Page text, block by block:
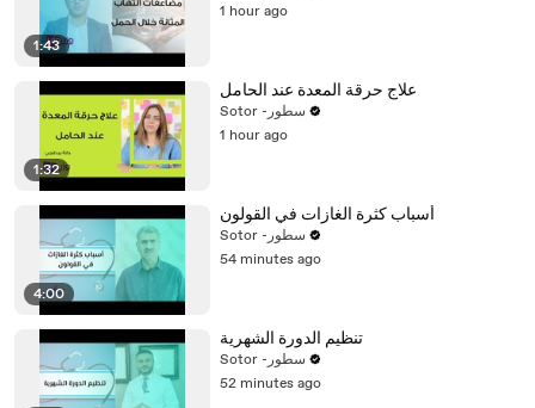
1:43
1 hour ago
1:32
علاج حرقة المعدة عند الحامل
Sotor -سطور
1 hour ago
4:00
أسباب كثرة الغازات في القولون
Sotor -سطور
54 minutes ago
تنظيم الدورة الشهرية
Sotor -سطور
52 minutes ago